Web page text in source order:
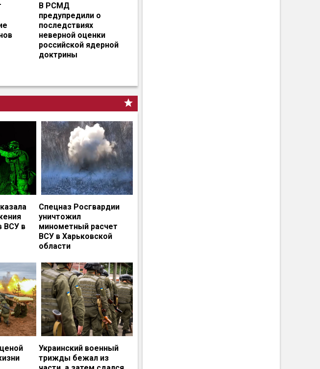
В РСМД
предупредили о
последствиях
неверной оценки
российской ядерной
доктрины
ВСУ в
Спецназ Росгвардии
уничтожил
минометный расчет
ВСУ в Харьковской
области
Украинский военный
трижды бежал из